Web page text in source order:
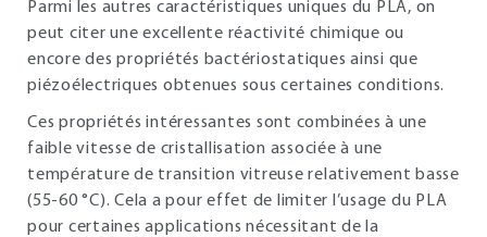
Parmi les autres caractéristiques uniques du PLA, on
peut citer une excellente réactivité chimique ou
encore des propriétés bactériostatiques ainsi que
piézoélectriques obtenues sous certaines conditions.
Ces propriétés intéressantes sont combinées à une
faible vitesse de cristallisation associée à une
température de transition vitreuse relativement basse
(55-60 °C). Cela a pour effet de limiter l’usage du PLA
pour certaines applications nécessitant de la